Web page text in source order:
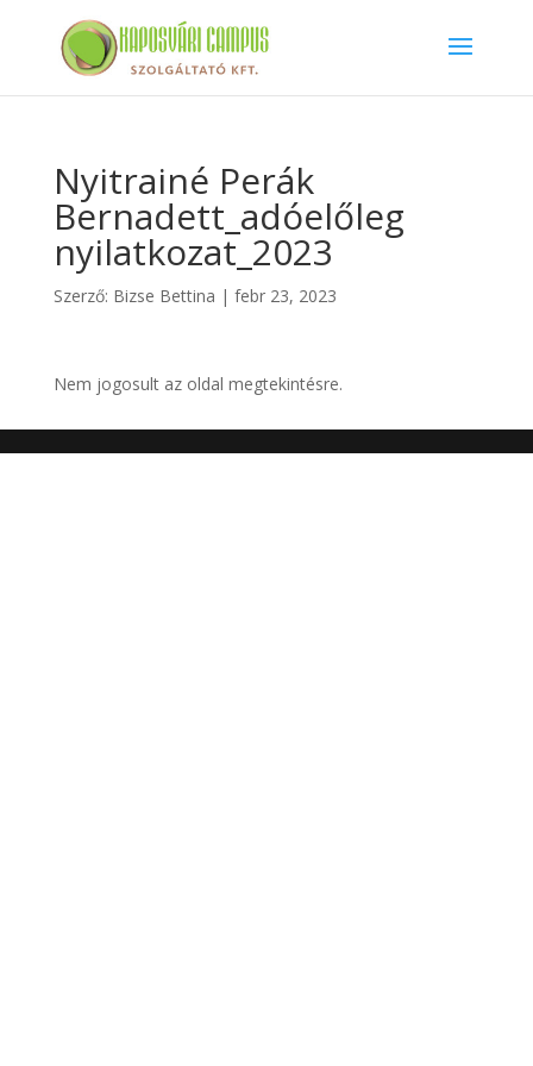
Nyitrainé Perák
Bernadett_adóelőleg
nyilatkozat_2023
Szerző: Bizse Bettina | febr 23, 2023
Nem jogosult az oldal megtekintésre.